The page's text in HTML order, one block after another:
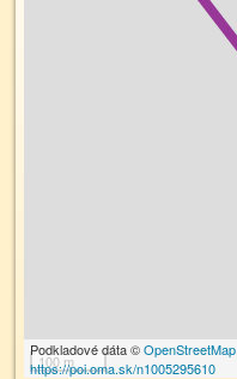
100 m
Podkladové dáta ©OpenStreetMap
https://poi.oma.sk/n1005295610